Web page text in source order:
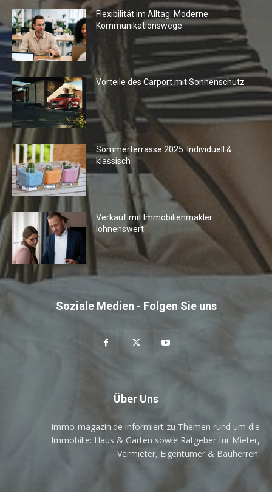
Flexibilität im Alltag: Moderne
Kommunikationswege
Vorteile des Carport mit Sonnenschutz
Sommerterrasse 2025: Individuell &
klassisch
Verkauf mit Immobilienmakler
lohnenswert
Soziale Medien - Folgen Sie uns
Über Uns
immo-magazin.de informiert zu Themen rund um die
Immobilie: Haus & Garten sowie Ratgeber für Mieter,
Vermieter, Eigentümer & Bauherren.